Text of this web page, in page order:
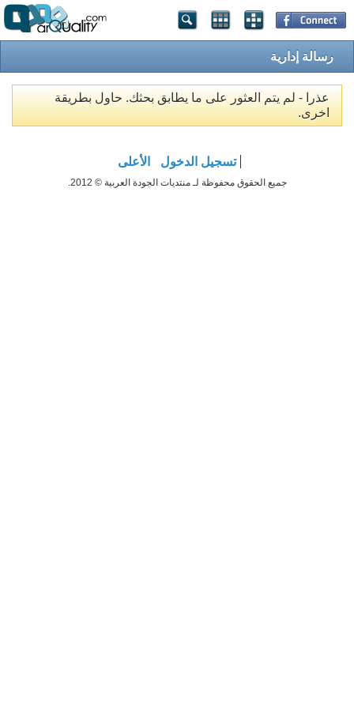
رسالة إدارية
عذرا - لم يتم العثور على ما يطابق بحثك. حاول بطريقة
اخرى.
تسجيل الدخول الأعلى
جميع الحقوق محفوظة لـ منتديات الجودة العربية © 2012.